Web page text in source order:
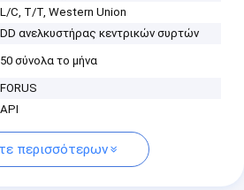
L/C, T/T, Western Union
DD ανελκυστήρας κεντρικών συρτών
50 σύνολα το μήνα
FORUS
API
περισσότερων